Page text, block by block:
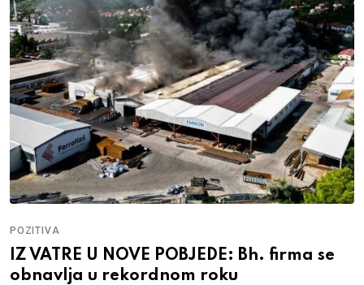
POZITIVA
IZ VATRE U NOVE POBJEDE: Bh. firma se
obnavlja u rekordnom roku